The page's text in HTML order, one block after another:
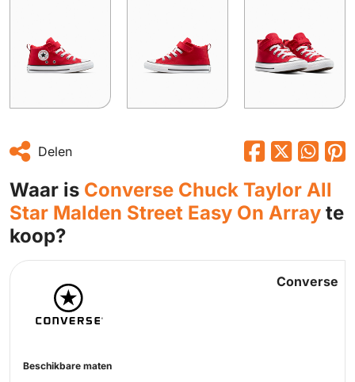
Delen
Waar is Converse Chuck Taylor All
Star Malden Street Easy On Array te
koop?
Converse
Beschikbare maten